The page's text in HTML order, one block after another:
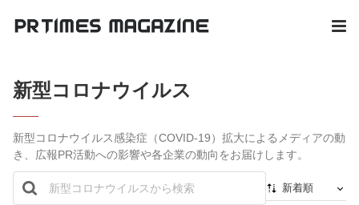
新型コロナウイルス
新型コロナウイルス感染症（COVID‑19）拡大によるメディアの動
き、広報PR活動への影響や各企業の動向をお届けします。
新着順